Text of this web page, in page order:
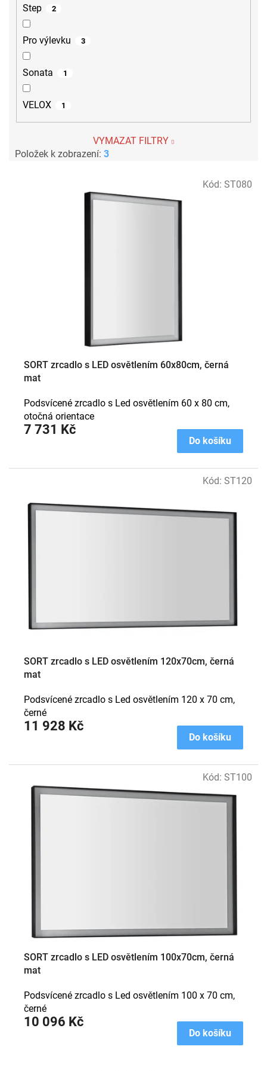
Step 2
Pro výlevku 3
Sonata 1
VELOX 1
VYMAZAT FILTRY
Položek k zobrazení: 3
SORT zrcadlo s LED osvětlením 60x80cm, černá
mat
7 731 Kč
Do košíku
Podsvícené zrcadlo s Led osvětlením 60 x 80 cm,
otočná orientace
Kód: ST080
SORT zrcadlo s LED osvětlením 120x70cm, černá
mat
11 928 Kč
Do košíku
Podsvícené zrcadlo s Led osvětlením 120 x 70 cm,
černé
Kód: ST120
SORT zrcadlo s LED osvětlením 100x70cm, černá
mat
10 096 Kč
Do košíku
Podsvícené zrcadlo s Led osvětlením 100 x 70 cm,
černé
Kód: ST100